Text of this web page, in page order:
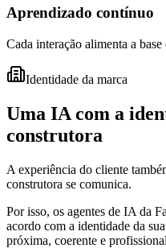
Aprendizado contínuo
Cada interação alimenta a
Identidade da marca
Uma IA com a
construtora
A experiência do cliente
construtora se comunica.
Por isso, os agentes de IA da
acordo com a identidade da
próxima, coerente e